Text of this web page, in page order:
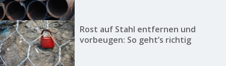
Rost auf Stahl entfernen und
vorbeugen: So geht’s richtig